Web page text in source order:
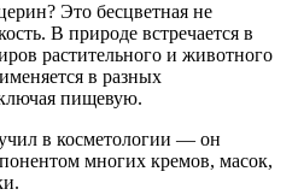
Это бесцветная не
В природе встречается в
растительного и животного
в разных
пищевую.
в косметологии — он
многих кремов, масок,